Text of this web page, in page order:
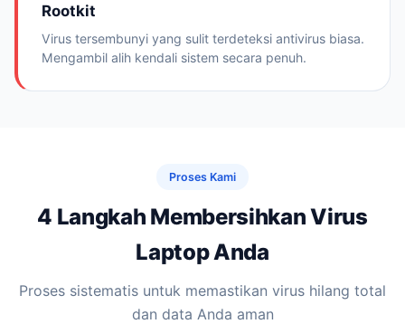
Rootkit
Virus tersembunyi yang sulit terdeteksi antivirus biasa.
Mengambil alih kendali sistem secara penuh.
Proses Kami
4 Langkah Membersihkan Virus
Laptop Anda
Proses sistematis untuk memastikan virus hilang total
dan data Anda aman